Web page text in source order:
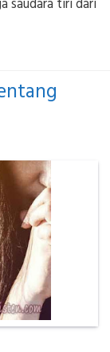
saudara tiri dari